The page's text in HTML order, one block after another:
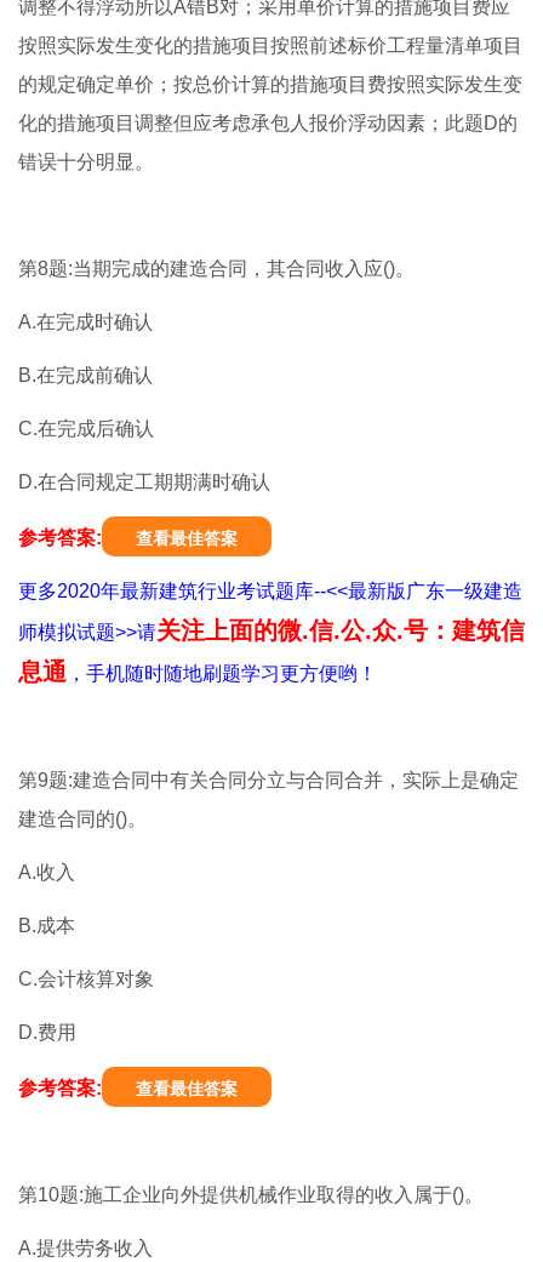
调整不得浮动所以A错B对；采用单价计算的措施项目费应
按照实际发生变化的措施项目按照前述标价工程量清单项目
的规定确定单价；按总价计算的措施项目费按照实际发生变
化的措施项目调整但应考虑承包人报价浮动因素；此题D的
错误十分明显。
第8题:当期完成的建造合同，其合同收入应()。
A.在完成时确认
B.在完成前确认
C.在完成后确认
D.在合同规定工期期满时确认
参考答案: 查看最佳答案
更多2020年最新建筑行业考试题库--<<最新版广东一级建造
师模拟试题>>请关注上面的微.信.公.众.号：建筑信
息通 ，手机随时随地刷题学习更方便哟！
第9题:建造合同中有关合同分立与合同合并，实际上是确定
建造合同的()。
A.收入
B.成本
C.会计核算对象
D.费用
参考答案: 查看最佳答案
第10题:施工企业向外提供机械作业取得的收入属于()。
A.提供劳务收入